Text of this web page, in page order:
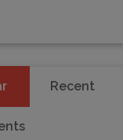
Recent